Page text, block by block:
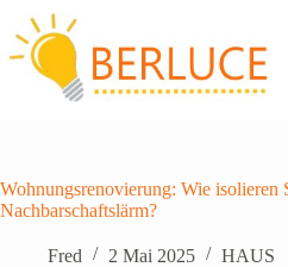
Inhalt
springen
Wohnungsrenovierung: Wie isolieren
Nachbarschaftslärm?
Fred 2 Mai 2025 HAUS